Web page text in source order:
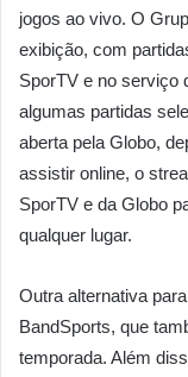
jogos ao vivo. O
exibição, com
SporTV e no serviço
algumas partidas
aberta pela Globo,
assistir online, o
SporTV e da Globo
qualquer lugar.
Outra alternativa
BandSports, que
temporada. Além